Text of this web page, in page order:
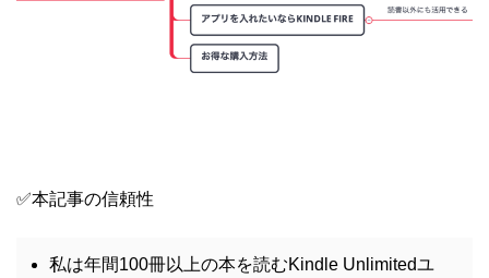
✅本記事の信頼性
私は年間100冊以上の本を読むKindle Unlimitedユ